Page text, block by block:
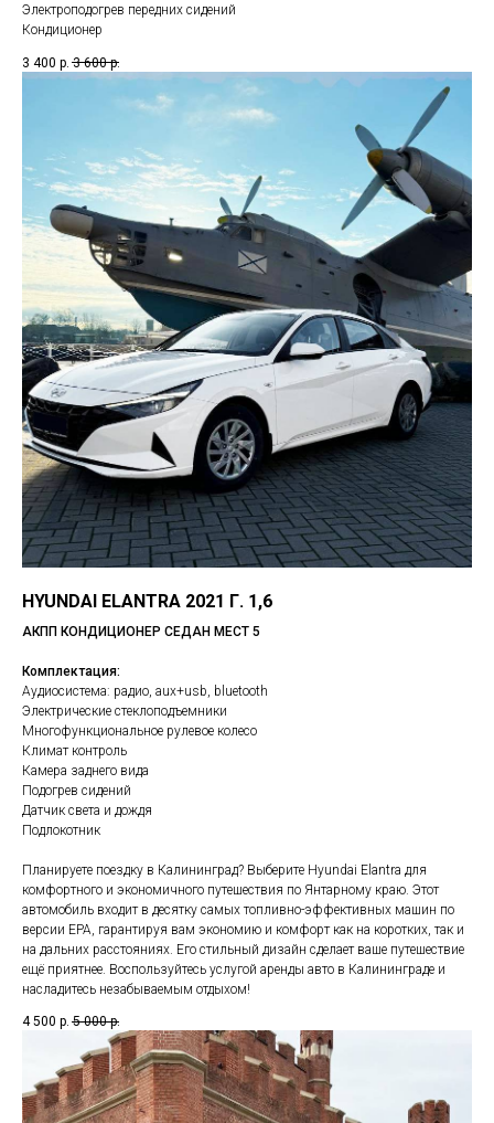
Электроподогрев передних сидений
Кондиционер
3 400 р. 3 600 р.
HYUNDAI ELANTRA 2021 Г. 1,6
АКПП КОНДИЦИОНЕР СЕДАН МЕСТ 5
Комплектация:
Аудиосистема: радио, aux+usb, bluetooth
Электрические стеклоподъемники
Многофункциональное рулевое колесо
Климат контроль
Камера заднего вида
Подогрев сидений
Датчик света и дождя
Подлокотник
Планируете поездку в Калининград? Выберите Hyundai Elantra для
комфортного и экономичного путешествия по Янтарному краю. Этот
автомобиль входит в десятку самых топливно-эффективных машин по
версии EPA, гарантируя вам экономию и комфорт как на коротких, так и
на дальних расстояниях. Его стильный дизайн сделает ваше путешествие
ещё приятнее. Воспользуйтесь услугой аренды авто в Калининграде и
насладитесь незабываемым отдыхом!
4 500 р. 5 000 р.